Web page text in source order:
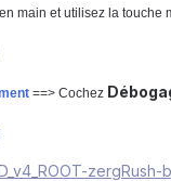
main et utilisez la touche
==> Cochez